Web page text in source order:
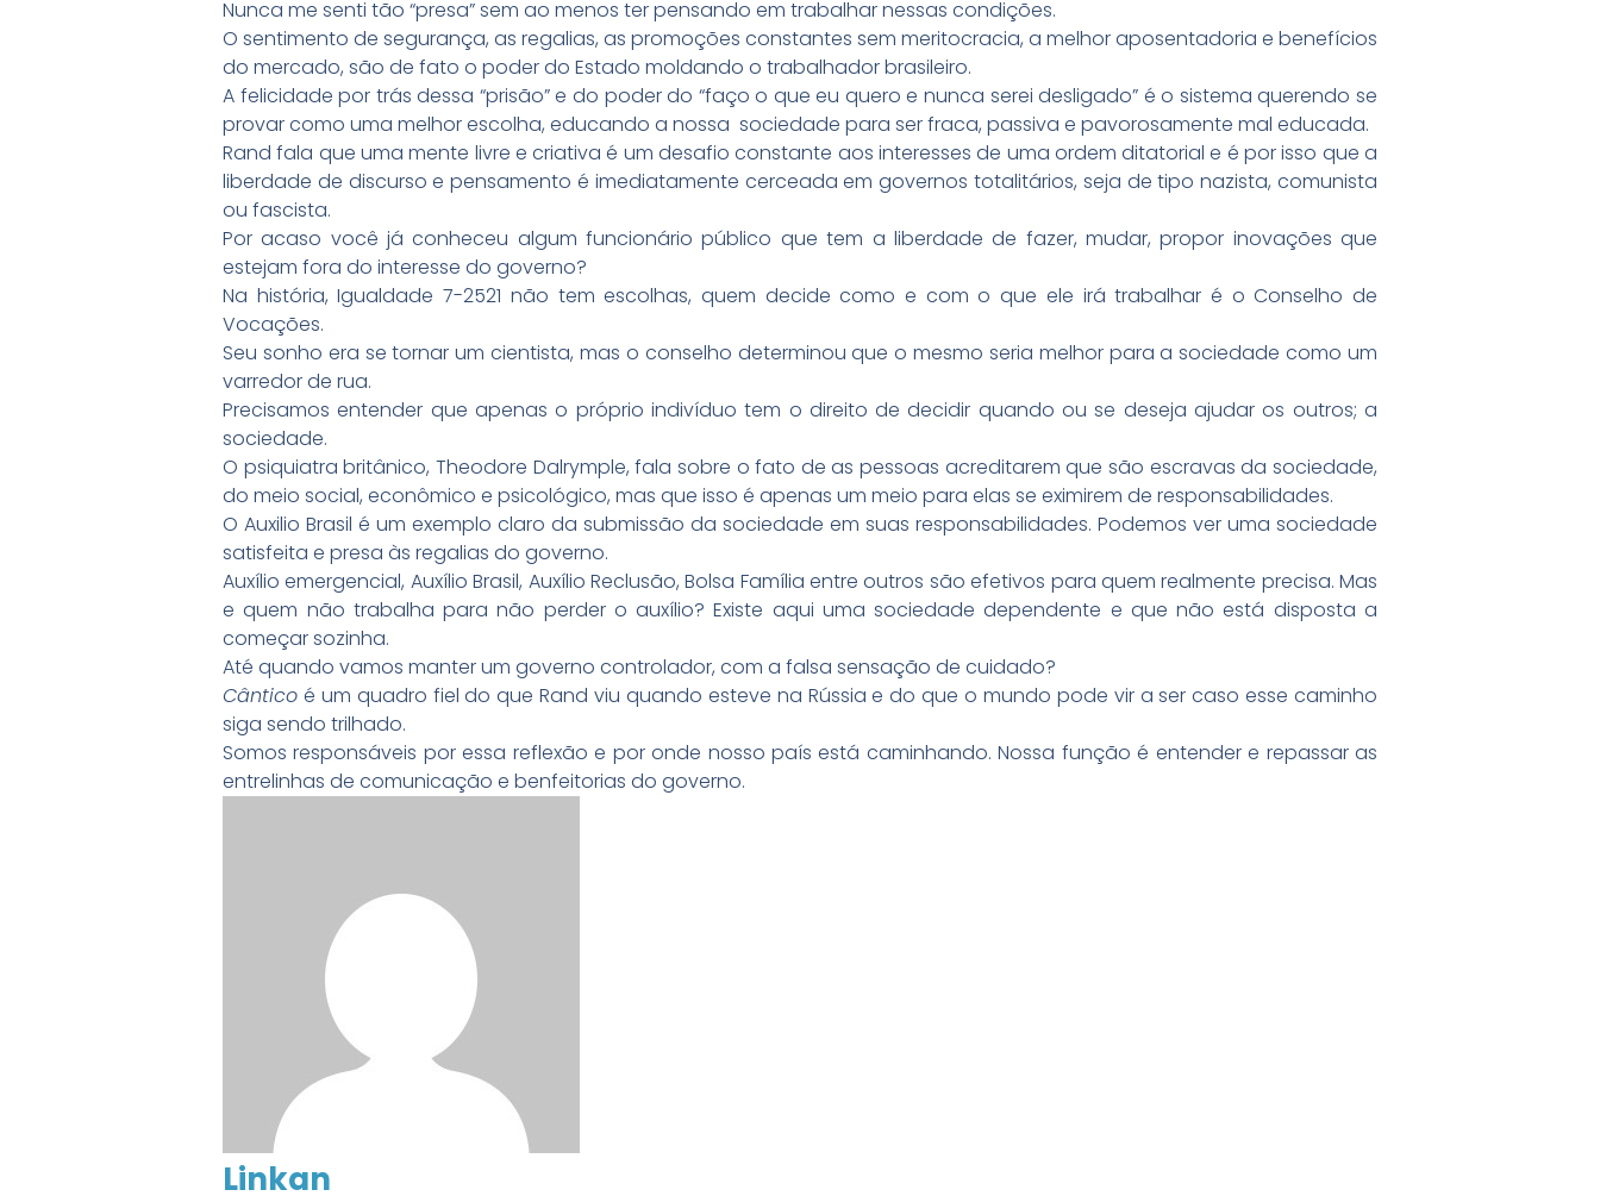
Nunca me senti tão “presa” sem ao menos ter pensando em trabalhar nessas condições.
O sentimento de segurança, as regalias, as promoções constantes sem meritocracia, a melhor aposentadoria e benefícios
do mercado, são de fato o poder do Estado moldando o trabalhador brasileiro.
A felicidade por trás dessa “prisão” e do poder do “faço o que eu quero e nunca serei desligado” é o sistema querendo se
provar como uma melhor escolha, educando a nossa sociedade para ser fraca, passiva e pavorosamente mal educada.
Rand fala que uma mente livre e criativa é um desafio constante aos interesses de uma ordem ditatorial e é por isso que a
liberdade de discurso e pensamento é imediatamente cerceada em governos totalitários, seja de tipo nazista, comunista
ou fascista.
Por acaso você já conheceu algum funcionário público que tem a liberdade de fazer, mudar, propor inovações que
estejam fora do interesse do governo?
Na história, Igualdade 7-2521 não tem escolhas, quem decide como e com o que ele irá trabalhar é o Conselho de
Vocações.
Seu sonho era se tornar um cientista, mas o conselho determinou que o mesmo seria melhor para a sociedade como um
varredor de rua.
Precisamos entender que apenas o próprio indivíduo tem o direito de decidir quando ou se deseja ajudar os outros; a
sociedade.
O psiquiatra britânico, Theodore Dalrymple, fala sobre o fato de as pessoas acreditarem que são escravas da sociedade,
do meio social, econômico e psicológico, mas que isso é apenas um meio para elas se eximirem de responsabilidades.
O Auxilio Brasil é um exemplo claro da submissão da sociedade em suas responsabilidades. Podemos ver uma sociedade
satisfeita e presa às regalias do governo.
Auxílio emergencial, Auxílio Brasil, Auxílio Reclusão, Bolsa Família entre outros são efetivos para quem realmente precisa. Mas
e quem não trabalha para não perder o auxílio? Existe aqui uma sociedade dependente e que não está disposta a
começar sozinha.
Até quando vamos manter um governo controlador, com a falsa sensação de cuidado?
Cântico é um quadro fiel do que Rand viu quando esteve na Rússia e do que o mundo pode vir a ser caso esse caminho
siga sendo trilhado.
Somos responsáveis por essa reflexão e por onde nosso país está caminhando. Nossa função é entender e repassar as
entrelinhas de comunicação e benfeitorias do governo.
Linkan